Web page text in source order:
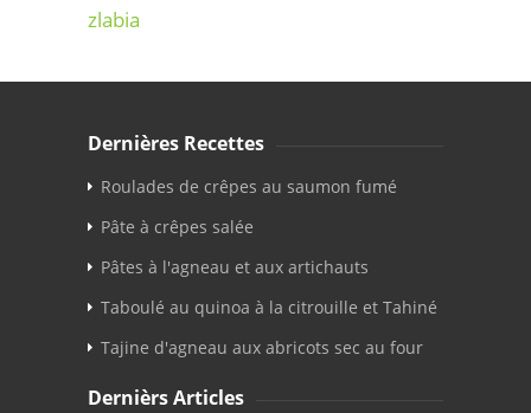
zlabia
Dernières Recettes
Roulades de crêpes au saumon fumé
Pâte à crêpes salée
Pâtes à l'agneau et aux artichauts
Taboulé au quinoa à la citrouille et Tahiné
Tajine d'agneau aux abricots sec au four
Dernièrs Articles